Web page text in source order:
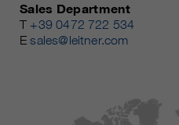
Sales Department
T +39 0472 722 534
Esales@leitner.com